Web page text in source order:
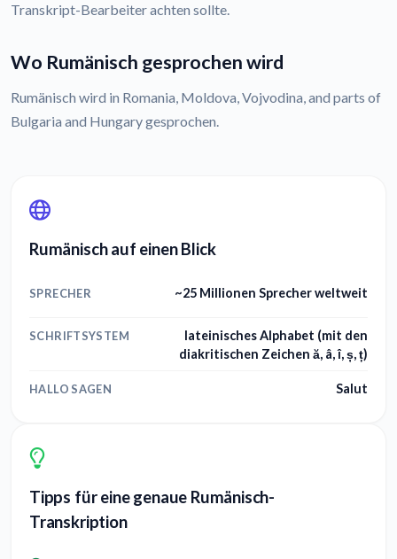
Transkript-Bearbeiter achten sollte.
Wo Rumänisch gesprochen wird
Rumänisch wird in Romania, Moldova, Vojvodina, and parts of
Bulgaria and Hungary gesprochen.
Rumänisch auf einen Blick
SPRECHER ~25 Millionen Sprecher weltweit
SCHRIFTSYSTEM
lateinisches Alphabet (mit den
diakritischen Zeichen ă, â, î, ș, ț)
HALLO SAGEN Salut
Tipps für eine genaue Rumänisch-
Transkription